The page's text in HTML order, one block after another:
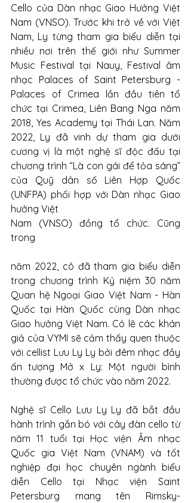
Cello của Dàn nhạc Giao Hưởng Việt
Nam (VNSO). Trước khi trở về với Việt
Nam, Ly từng tham gia biểu diễn tại
nhiều nơi trên thế giới như Summer
Music Festival tại Nauy, Festival âm
nhạc Palaces of Saint Petersburg -
Palaces of Crimea lần đầu tiên tổ
chức tại Crimea, Liên Bang Nga năm
2018, Yes Academy tại Thái Lan. Năm
2022, Ly đã vinh dự tham gia dưới
cương vị là một nghệ sĩ độc đấu tại
chương trình “Là con gái để tỏa sáng”
của Quỹ dân số Liên Hợp Quốc
(UNFPA) phối hợp với Dàn nhạc Giao
hưởng Việt
Nam (VNSO) đồng tổ chức. Cũng
trong
năm 2022, cô đã tham gia biểu diễn
trong chương trình Kỷ niệm 30 năm
Quan hệ Ngoại Giao Việt Nam - Hàn
Quốc tại Hàn Quốc cùng Dàn nhạc
Giao hưởng Việt Nam. Có lẽ các khán
giả của VYMI sẽ cảm thấy quen thuộc
với cellist Lưu Ly Ly bởi đêm nhạc đầy
ấn tượng Mở x Ly: Một người bình
thường được tổ chức vào năm 2022.
Nghệ sĩ Cello Lưu Ly Ly đã bắt đầu
hành trình gắn bó với cây đàn cello từ
năm 11 tuổi tại Học viện Âm nhạc
Quốc gia Việt Nam (VNAM) và tốt
nghiệp đại học chuyên ngành biểu
diễn Cello tại Nhạc viện Saint
Petersburg mang tên Rimsky-